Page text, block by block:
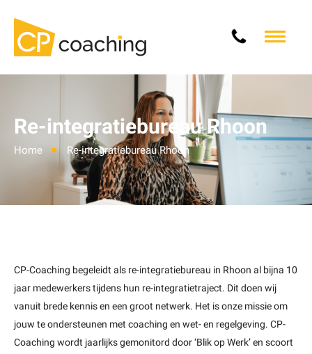
Re-integratiebureau Rhoon
Home Re-integratiebureau Rhoon
CP-Coaching begeleidt als re-integratiebureau in Rhoon al bijna 10
jaar medewerkers tijdens hun re-integratietraject. Dit doen wij
vanuit brede kennis en een groot netwerk. Het is onze missie om
jouw te ondersteunen met coaching en wet- en regelgeving. CP-
Coaching wordt jaarlijks gemonitord door ‘Blik op Werk’ en scoort